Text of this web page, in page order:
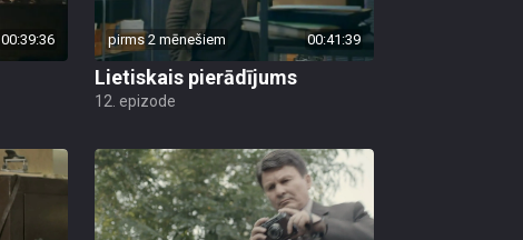
00:39:36 pirms 2 mēnešiem 00:41:39
Lietiskais pierādījums
12. epizode